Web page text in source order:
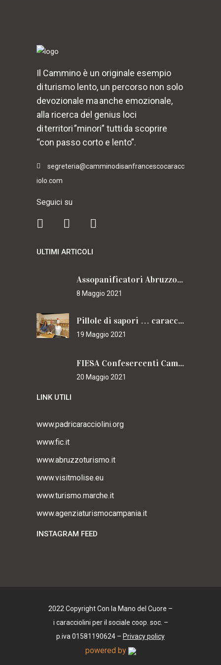
Il Cammino è un originale esempio
di turismo lento, un percorso non solo
devozionale ma anche emozionale,
alla ricerca del genius loci
di territori ”minori” tutti da scoprire
“con passo corto e lento”.
segreteria@camminodisanfrancescocaracc
iolo.com
Seguici su
ULTIMI ARTICOLI
Assopanificatori Abruzzo e Molise insieme per il Cammino
8 Maggio 2021
Pillole di sapori … caracciolini
19 Maggio 2021
FIESA Confesercenti Campania per il Cammino
20 Maggio 2021
LINK UTILI
www.padricaracciolini.org
www.fic.it
www.abruzzoturismo.it
www.visitmolise.eu
www.turismo.marche.it
www.agenziaturismocampania.it
INSTAGRAM FEED
2022 Copyright Con la Mano del Cuore –
i caracciolini per il sociale coop. soc. –
p.iva 01581190624 – Privacy policy
powered by